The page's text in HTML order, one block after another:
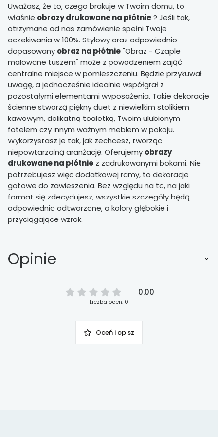
Uważasz, że to, czego brakuje w Twoim domu, to
właśnie obrazy drukowane na płótnie? Jeśli tak,
otrzymane od nas zamówienie spełni Twoje
oczekiwania w 100%. Stylowy oraz odpowiednio
dopasowany obraz na płótnie"Obraz - Czaple
malowane tuszem" może z powodzeniem zająć
centralne miejsce w pomieszczeniu. Będzie przykuwał
uwagę, a jednocześnie idealnie współgrał z
pozostałymi elementami wyposażenia. Takie dekoracje
ścienne stworzą piękny duet z niewielkim stolikiem
kawowym, delikatną toaletką, Twoim ulubionym
fotelem czy innym ważnym meblem w pokoju.
Wykorzystasz je tak, jak zechcesz, tworząc
niepowtarzalną aranżację. Oferujemy obrazy
drukowane na płótnie z zadrukowanymi bokami. Nie
potrzebujesz więc dodatkowej ramy, to dekoracje
gotowe do zawieszenia. Bez względu na to, na jaki
format się zdecydujesz, wszystkie szczegóły będą
odpowiednio odtworzone, a kolory głębokie i
przyciągające wzrok.
Opinie
0.00
Liczba ocen: 0
Oceń i opisz